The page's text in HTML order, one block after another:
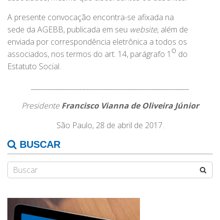
A presente convocação encontra-se afixada na
sede da AGEBB, publicada em seu website, além de
enviada por correspondência eletrônica a todos os
associados, nos termos do art. 14, parágrafo 1 o do
Estatuto Social.
PresidenteFrancisco Vianna de Oliveira Júnior
São Paulo, 28 de abril de 2017.
BUSCAR